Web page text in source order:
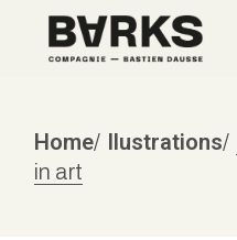
Home Ilustrations
in art